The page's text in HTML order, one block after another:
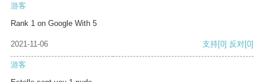
游客
Rank 1 on Google With 5
2021-11-06 支持[0] 反对[0]
游客